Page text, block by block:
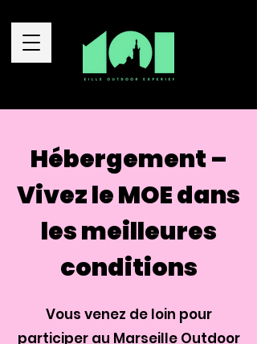
Hébergement –
Vivez le MOE dans
les meilleures
conditions
Vous venez de loin pour
participer au Marseille Outdoor